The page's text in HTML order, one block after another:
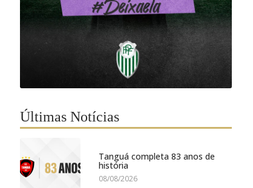
Últimas Notícias
Tanguá completa 83 anos de
história
08/08/2026